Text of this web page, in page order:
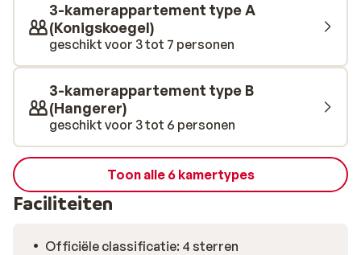
in de wellness van Hotel Alpenaussicht. Laat je spieren
tot rust komen in de sauna, het stoombad of de
relaxruimte, zodat je de volgende dag weer vol energie
3-kamerappartement type A
(Konigskoegel)
geschikt voor 3 tot 7 personen
3-kamerappartement type B
(Hangerer)
geschikt voor 3 tot 6 personen
Toon alle 6 kamertypes
Faciliteiten
Officiële classificatie: 4 sterren